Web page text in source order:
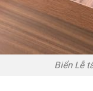
Biển Lễ